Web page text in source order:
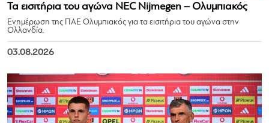
Τα εισιτήρια του αγώνα NEC Nijmegen – Ολυμπιακός
Ενημέρωση της ΠΑΕ Ολυμπιακός για τα εισιτήρια του αγώνα στην
Ολλανδία.
03.08.2026